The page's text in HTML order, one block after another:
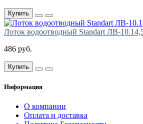
Купить
Лоток водоотводный Standart ЛВ-
486 руб.
Купить
Информация
О компании
Оплата и доставка